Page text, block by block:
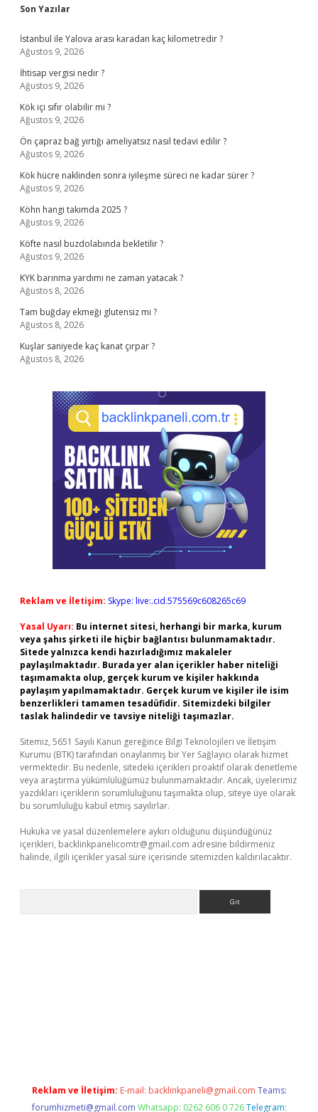
Sidebar
Son Yazılar
İstanbul ile Yalova arası karadan kaç kilometredir ?
Ağustos 9, 2026
İhtisap vergisi nedir ?
Ağustos 9, 2026
Kök içi sıfır olabilir mi ?
Ağustos 9, 2026
Ön çapraz bağ yırtığı ameliyatsız nasıl tedavi edilir ?
Ağustos 9, 2026
Kök hücre naklinden sonra iyileşme süreci ne kadar sürer ?
Ağustos 9, 2026
Köhn hangi takımda 2025 ?
Ağustos 9, 2026
Köfte nasıl buzdolabında bekletilir ?
Ağustos 9, 2026
KYK barınma yardımı ne zaman yatacak ?
Ağustos 8, 2026
Tam buğday ekmeği glutensiz mi ?
Ağustos 8, 2026
Kuşlar saniyede kaç kanat çırpar ?
Ağustos 8, 2026
Reklam ve İletişim: Skype: live:.cid.575569c608265c69
Yasal Uyarı: Bu internet sitesi, herhangi bir marka, kurum
veya şahıs şirketi ile hiçbir bağlantısı bulunmamaktadır.
Sitede yalnızca kendi hazırladığımız makaleler
paylaşılmaktadır. Burada yer alan içerikler haber niteliği
taşımamakta olup, gerçek kurum ve kişiler hakkında
paylaşım yapılmamaktadır. Gerçek kurum ve kişiler ile isim
benzerlikleri tamamen tesadüfidir. Sitemizdeki bilgiler
taslak halindedir ve tavsiye niteliği taşımazlar.
Sitemiz, 5651 Sayılı Kanun gereğince Bilgi Teknolojileri ve İletişim
Kurumu (BTK) tarafından onaylanmış bir Yer Sağlayıcı olarak hizmet
vermektedir. Bu nedenle, sitedeki içerikleri proaktif olarak denetleme
veya araştırma yükümlülüğümüz bulunmamaktadır. Ancak, üyelerimiz
yazdıkları içeriklerin sorumluluğunu taşımakta olup, siteye üye olarak
bu sorumluluğu kabul etmiş sayılırlar.
Hukuka ve yasal düzenlemelere aykırı olduğunu düşündüğünüz
içerikleri, backlinkpanelicomtr@gmail.com adresine bildirmeniz
halinde, ilgili içerikler yasal süre içerisinde sitemizden kaldırılacaktır.
Reklam ve İletişim: E-mail: backlinkpaneli@gmail.com Teams:
forumhizmeti@gmail.com Whatsapp: 0262 606 0 726 Telegram: